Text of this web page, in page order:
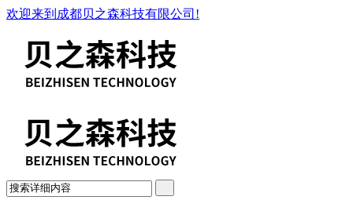
欢迎来到成都贝之森科技有限公司!